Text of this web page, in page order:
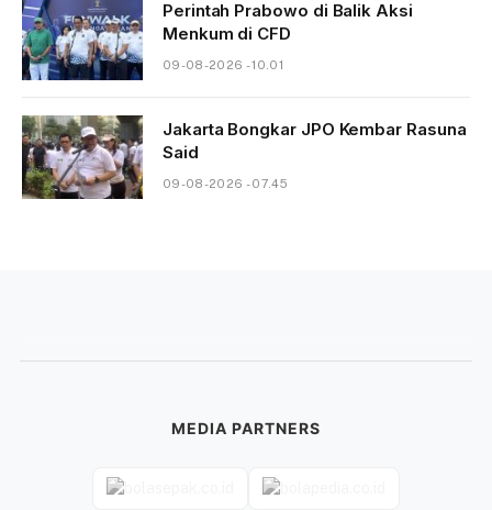
Perintah Prabowo di Balik Aksi
Menkum di CFD
09-08-2026 - 10.01
Jakarta Bongkar JPO Kembar Rasuna
Said
09-08-2026 - 07.45
MEDIA PARTNERS